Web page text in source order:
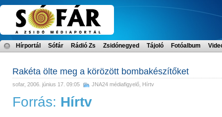
Hírportál Sófár Rádió Zs Zsidónegyed Tájoló Fotóalbum
Rakéta ölte meg a körözött bombakészítőket
sofar, 2006. június 17. 09:05 JNA24 médiafigyelő Hírtv
Forrás: Hírtv